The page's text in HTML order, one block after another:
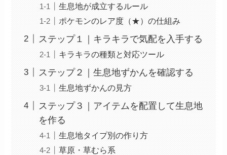
生息地が成立するルール
ポケモンのレア度（★）の仕組み
ステップ１｜キラキラで気配を入手する
キラキラの種類と対応ツール
ステップ２｜生息地ずかんを確認する
生息地ずかんの見方
ステップ３｜アイテムを配置して生息地
を作る
生息地タイプ別の作り方
草原・草むら系